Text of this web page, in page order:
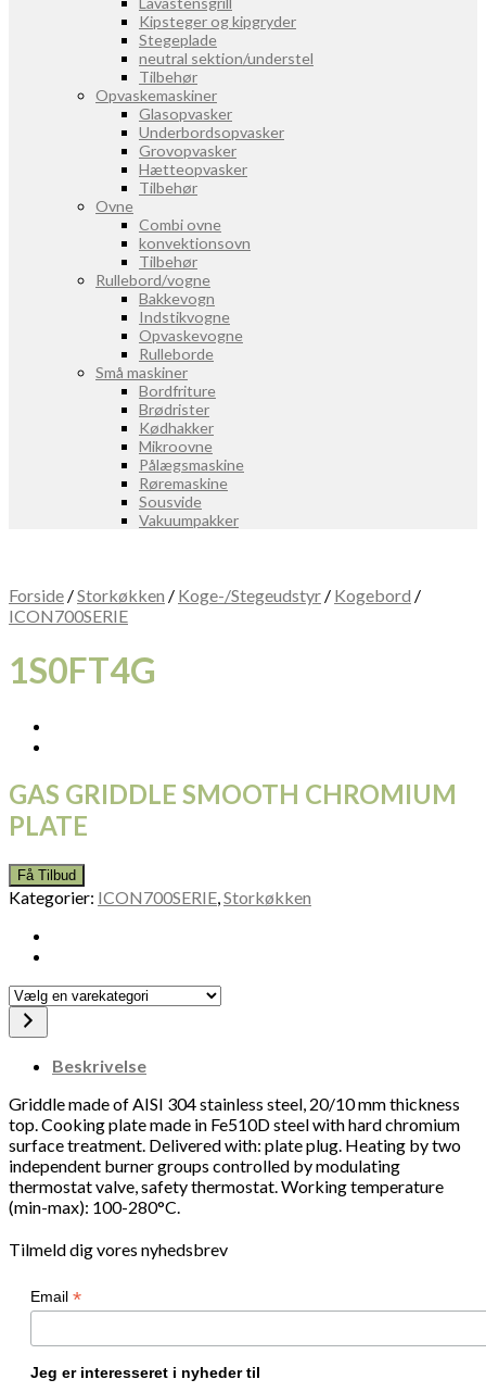
Kipsteger og kipgryder
Stegeplade
neutral sektion/understel
Tilbehør
Opvaskemaskiner
Glasopvasker
Underbordsopvasker
Grovopvasker
Hætteopvasker
Tilbehør
Ovne
Combi ovne
konvektionsovn
Tilbehør
Rullebord/vogne
Bakkevogn
Indstikvogne
Opvaskevogne
Rulleborde
Små maskiner
Bordfriture
Brødrister
Kødhakker
Mikroovne
Pålægsmaskine
Røremaskine
Sousvide
Vakuumpakker
Forside /Storkøkken / Koge-/Stegeudstyr / Kogebord /
ICON700SERIE
1S0FT4G
GAS GRIDDLE SMOOTH CHROMIUM
PLATE
Få Tilbud
Kategorier: ICON700SERIE Storkøkken
Vælg
en
varekategori
Beskrivelse
Griddle made of AISI 304 stainless steel, 20/10 mm thickness
top. Cooking plate made in Fe510D steel with hard chromium
surface treatment. Delivered with: plate plug. Heating by two
independent burner groups controlled by modulating
thermostat valve, safety thermostat. Working temperature
(min-max): 100-280°C.
Tilmeld dig vores nyhedsbrev
Email *
Jeg er interesseret i nyheder til